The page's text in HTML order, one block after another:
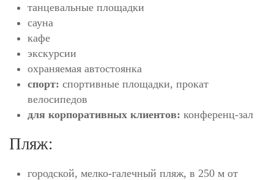
танцевальные площадки
сауна
кафе
экскурсии
охраняемая автостоянка
спорт: спортивные площадки, прокат
велосипедов
для корпоративных клиентов: конференц-зал
Пляж:
городской, мелко-галечный пляж, в 250 м от